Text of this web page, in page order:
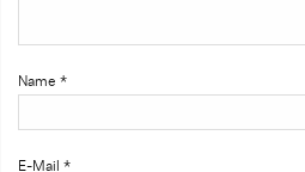
Name *
E-Mail *